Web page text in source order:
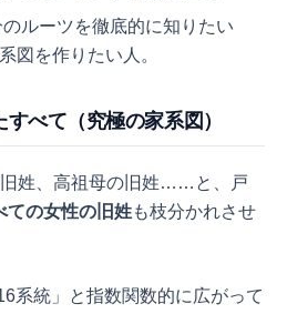
のルーツを徹底的に知りたい
図を作りたい人。
べて（究極の家系図）
姓、高祖母の旧姓……と、戸
ての女性の旧姓も枝分かれさせ
系統」と指数関数的に広がって